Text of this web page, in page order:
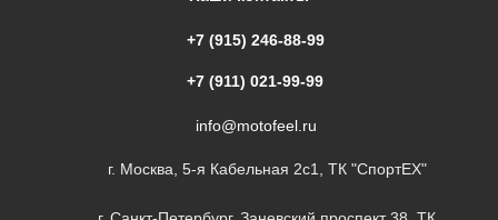
+7 (915) 246-88-99
+7 (911) 021-99-99
info@motofeel.ru
г. Москва, 5-я Кабельная 2с1, ТК "СпортЕХ"